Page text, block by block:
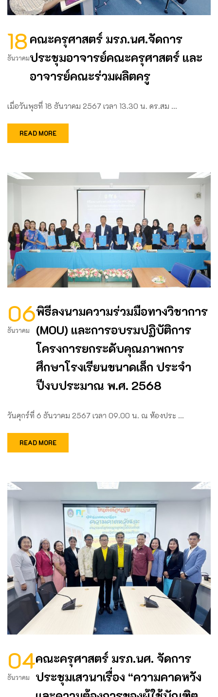
18
ธันวาคม
คณะครุศาสตร์ มรภ.นศ.จัดการ
ประชุมอาจารย์คณะครุศาสตร์ และ
อาจารย์คณะร่วมผลิตครู
เมื่อวันพุธที่ 18 ธันวาคม 2567 เวลา 13.30 น. ดร.สม …
READ MORE
06
ธันวาคม
พิธีลงนามความร่วมมือทางวิชาการ
(MOU) และการอบรมปฏิบัติการ
โครงการยกระดับคุณภาพการ
ศึกษาโรงเรียนขนาดเล็ก ประจำ
ปีงบประมาณ พ.ศ. 2568
วันศุกร์ที่ 6 ธันวาคม 2567 เวลา 09.00 น. ณ ห้องประ …
READ MORE
04
ธันวาคม
คณะครุศาสตร์ มรภ.นศ. จัดการ
ประชุมเสวนาเรื่อง “ความคาดหวัง